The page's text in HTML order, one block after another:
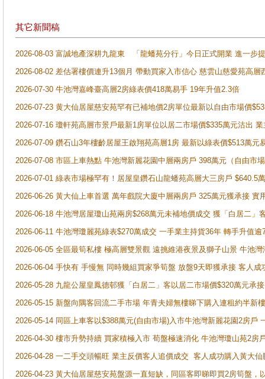
其它新聞稿
2026-08-03 富誠地產深耕九龍東 「龍蟠苑分行」今日正式開業 進一步
2026-08-02 差估署樓價連升13個月 帶動買家入市信心 慈雲山慈愛苑高層
2026-07-30 牛池灣嘉峰臺高層2房綠表價418萬易手 19年升值2.3倍
2026-07-23 黄大仙居屋慈安苑罕有已補地價2房單位最新以自由市場價
2026-07-16 瓊軒苑高層市景戶最新1房單位以居二市場價$335萬元沽出
2026-07-09 鑽石山3年樓齡居屋王啟翔苑高層1房 最新以綠表價$513萬元
2026-07-08 市區上車熱點 牛池灣新麗花園中層兩房戶 398萬元（自由市
2026-07-01 綠表市場極罕有！居屋皇鑽石山龍蟠苑高層大三房戶
2026-06-26 黃大仙上車首選 萬年戲院大廈中層兩房戶 325萬元獲承接 實
2026-06-18 牛池灣居屋瓊山苑兩房$268萬元未補地價成交 獲「白居二」
2026-06-11 牛池灣瓊麗苑綠表$270萬成交 一手業主持貨36年 轉手升值逾
2026-06-05 全區最筍私樓 極高層雙景觀 遠挑維港夜景及獅子山景 牛池
2026-06-04 手快有 手慢無 同時幾組買家爭筍盤 放盤9天即獲承接 客人
2026-05-28 九龍公屋皇鳳德邨獲「白居二」客以居二市場價$320萬元承接
2026-05-15 新盤向隅客回流二手市場 年青夫婦無樓睇下購入連租約半新
2026-05-14 同區上車客以$388萬元(自由市場)入市牛池灣新麗花園2房戶
2026-04-30 樓市升勢持續 買家積極入市 荀盤極速消化 牛池灣瓊山苑2房
2026-04-28 一二手交頭暢旺 業主反價客人追價成交 客人成功購入黃大
2026-04-23 黃大仙居屋慈安苑盤源一直短缺，同區客即睇即買2房筍盤，